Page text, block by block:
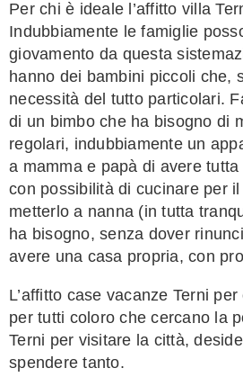
Per chi è ideale l’affitto villa
Indubbiamente le famiglie
giovamento da questa
hanno dei bambini piccoli che,
necessità del tutto particolari.
di un bimbo che ha bisogno di
regolari, indubbiamente un
a mamma e papà di avere
con possibilità di cucinare per
metterlo a nanna (in tutta
ha bisogno, senza dover
avere una casa propria, con
L’affitto case vacanze Terni
per tutti coloro che cercano la
Terni per visitare la città,
spendere tanto.